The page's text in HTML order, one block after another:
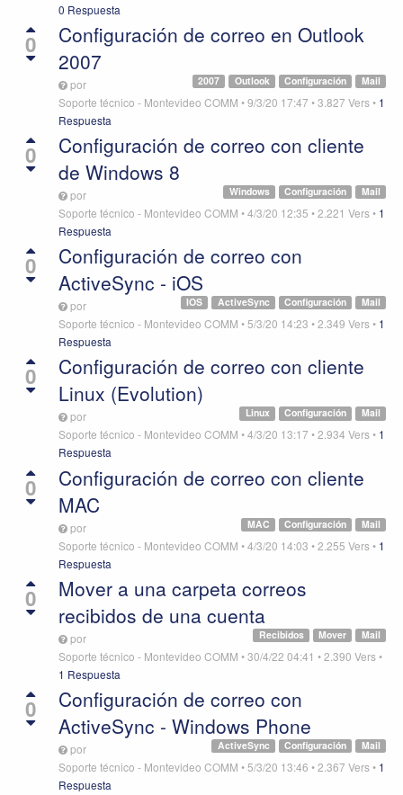
0 Respuesta
0
Configuración de correo en Outlook
2007
Mail
Configuración
Outlook
2007
por
Soporte técnico - Montevideo COMM •9/3/20 17:47 •3.827 Vers• 1
Respuesta
0
Configuración de correo con cliente
de Windows 8
Mail
Configuración
Windows
por
Soporte técnico - Montevideo COMM •4/3/20 12:35 •2.221 Vers• 1
Respuesta
0
Configuración de correo con
ActiveSync - iOS
Mail
Configuración
ActiveSync
IOS
por
Soporte técnico - Montevideo COMM • 5/3/20 14:23 •2.349 Vers• 1
Respuesta
0
Configuración de correo con cliente
Linux (Evolution)
Mail
Configuración
Linux
por
Soporte técnico - Montevideo COMM •4/3/20 13:17 •2.934 Vers• 1
Respuesta
0
Configuración de correo con cliente
MAC
Mail
Configuración
MAC
por
Soporte técnico - Montevideo COMM •4/3/20 14:03 •2.255 Vers• 1
Respuesta
0
Mover a una carpeta correos
recibidos de una cuenta
Mail
Mover
Recibidos
por
Soporte técnico - Montevideo COMM •30/4/22 04:41 •2.390 Vers•
1 Respuesta
0
Configuración de correo con
ActiveSync - Windows Phone
Mail
Configuración
ActiveSync
por
Soporte técnico - Montevideo COMM • 5/3/20 13:46 •2.367 Vers• 1
Respuesta